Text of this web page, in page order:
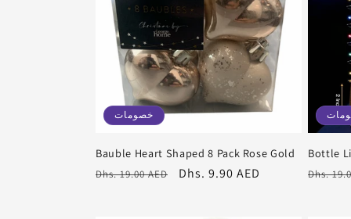
ة
خصومات
Bauble Heart Shaped 8 Pack Rose Gold
سعر
Dhs. 19.00 AED
سعر
Dhs. 9.90 AED
Bottle
سعر
Dhs.